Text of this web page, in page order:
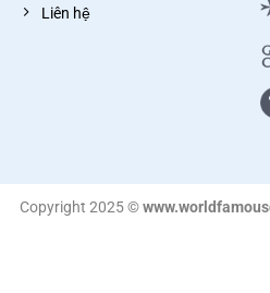
Liên hệ̣
Copyright 2025 ©